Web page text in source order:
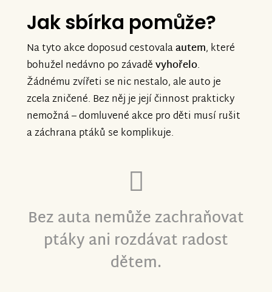
Věra Gilová
Jak sbírka pomůže?
Na tyto akce doposud cestovalaautem, které
bohužel nedávno po závaděvyhořelo.
Žádnému zvířeti se nic nestalo, ale auto je
zcela zničené. Bez něj je její činnost prakticky
nemožná – domluvené akce pro děti musí rušit
a záchrana ptáků se komplikuje.
Bez auta nemůže zachraňovat
ptáky ani rozdávat radost
dětem.